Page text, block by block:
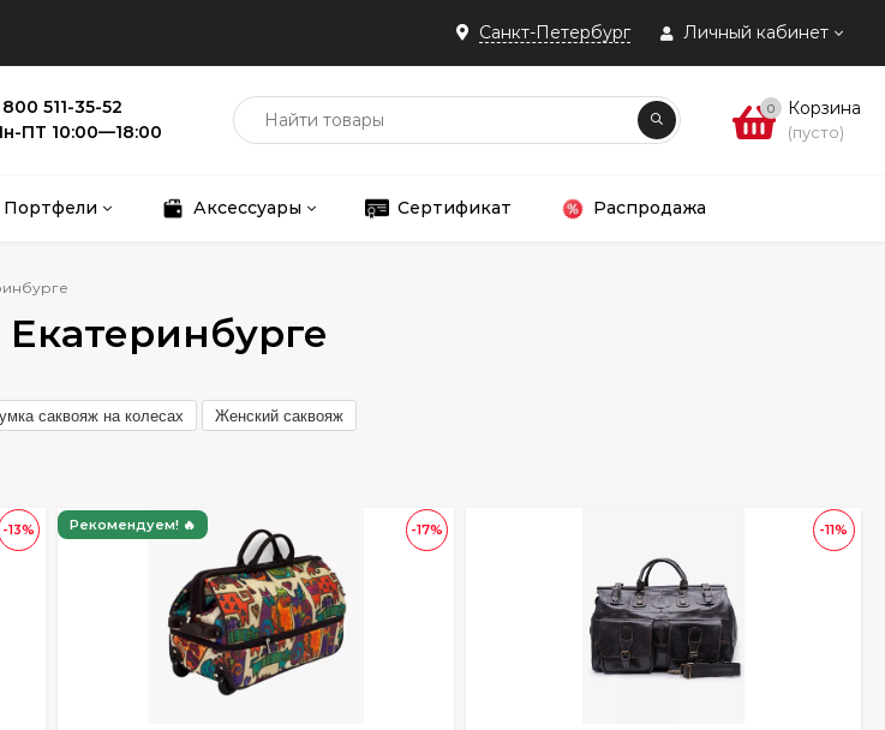
Санкт-Петербург Личный кабинет
511-35-52
ПТ 10:00—18:00
0 Корзина
(пусто)
Портфели Аксессуары Сертификат Распродажа
саквояж на колесах Женский саквояж
-13% -17%
Рекомендуем! 🔥 -11%